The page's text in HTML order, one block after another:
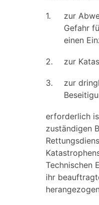
1.
zur
Gefahr
einen
2. zur
3.
zur
erforderlich
zuständigen
Technischen
ihr